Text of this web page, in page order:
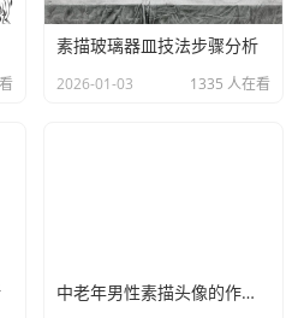
素描玻璃器皿技法步骤分析
2026-01-03 1335 人在看
中老年男性素描头像的作画难点与要点分析